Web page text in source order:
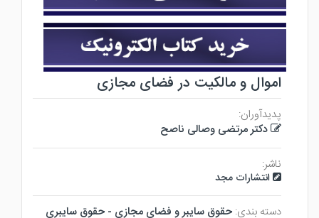
اموال و مالکیت در فضای مجازی
پدیدآوران:
دکتر مرتضی وصالی ناصح
ناشر:
انتشارات مجد
دسته بندی: حقوق سايبر و فضاي مجازي - حقوق سايبري